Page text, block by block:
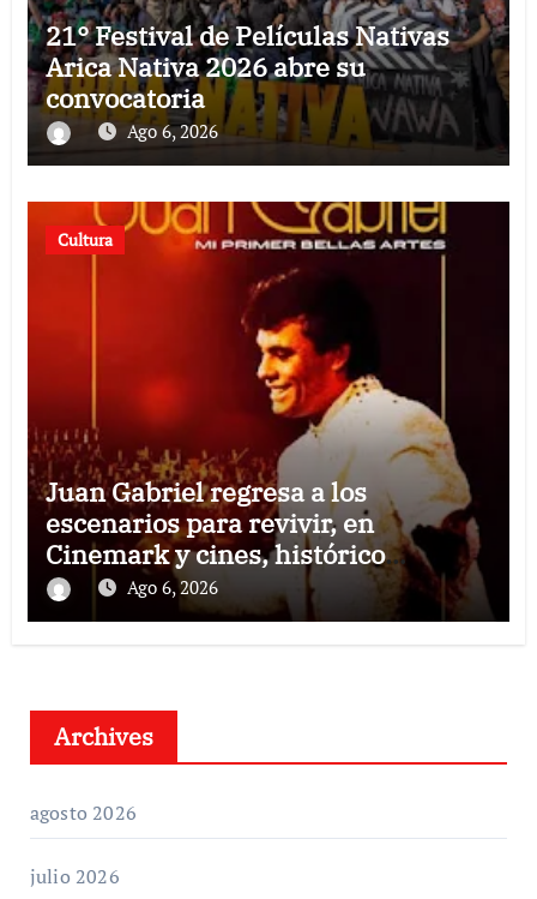
21° Festival de Películas Nativas
Arica Nativa 2026 abre su
convocatoria
Ago 6, 2026
Cultura
Juan Gabriel regresa a los
escenarios para revivir, en
Cinemark y cines, histórico
concierto en Palacio de Bellas Artes
Ago 6, 2026
Archives
agosto 2026
julio 2026